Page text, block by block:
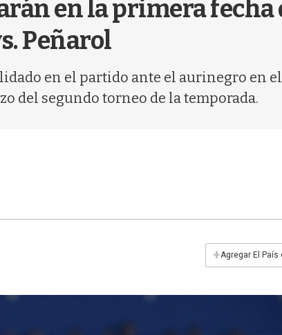
en la primera
Peñarol
en el partido ante el aurinegro en
del segundo torneo de la temporada.
+Agregar El País